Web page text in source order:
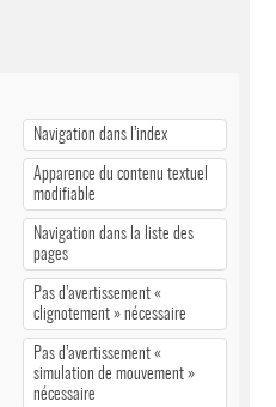
Navigation dans l’index
Apparence du contenu textuel
modifiable
Navigation dans la liste des
pages
Pas d’avertissement «
clignotement » nécessaire
Pas d’avertissement «
simulation de mouvement »
nécessaire